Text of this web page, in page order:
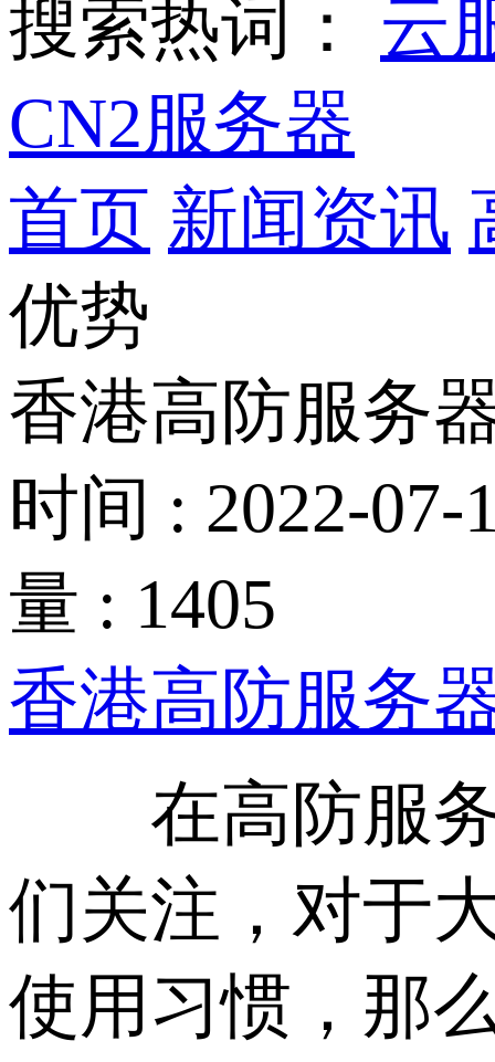
搜索热词： 云
CN2服务器
首页 新闻资讯
优势
香港高防服务
时间 : 2022-07-
量 : 1405
香港高防服务
在高防服务
们关注，对于
使用习惯，那